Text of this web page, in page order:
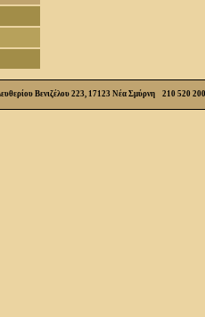
Βενιζέλου 223, 17123 Νέα Σμύρνη 210 520